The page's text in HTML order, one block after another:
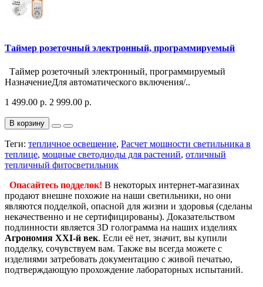
Таймер розеточный электронный, программируемый
Таймер розеточный электронный, программируемый
НазначениеДля автоматического включения/..
1 499.00 р. 2 999.00 р.
В корзину
Теги: тепличное освещение, Расчет мощности светильника в
теплице, мощные светодиоды для растений, отличный
тепличный фитосветильник
Опасайтесь подделок! В некоторых интернет-магазинах
продают внешне похожие на наши светильники, но они
являются подделкой, опасной для жизни и здоровья (сделаны
некачественно и не сертифицированы). Доказательством
подлинности является 3D голограмма на наших изделиях
Агрономия XXI-й век. Если её нет, значит, вы купили
подделку, сочувствуем вам. Также вы всегда можете с
изделиями затребовать документацию с живой печатью,
подтверждающую прохождение лабораторных испытаний.